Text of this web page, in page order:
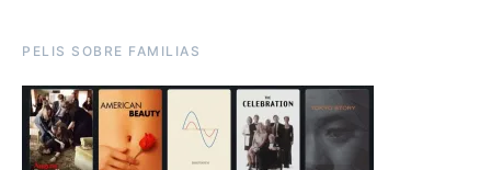
PELIS SOBRE FAMILIAS